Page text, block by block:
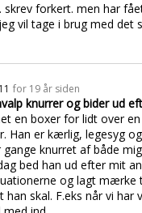
skrev forkert. men har
vil tage i brug med det
for 19 år siden
knurrer og bider ud
en boxer for lidt over
Han er kærlig, legesyg
gange knurret af både
bed han ud efter mit
og lagt mærke
han skal. F.eks når vi